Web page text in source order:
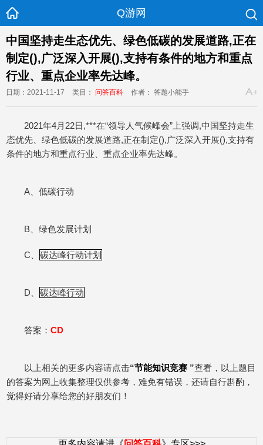
Q游网
中国坚持走生态优先、绿色低碳的发展道路,正在
制定(),广泛深入开展(),支持有条件的地方和重点
行业、重点企业率先达峰。
日期：2021-11-17 类目： 问答百科 作者： 答题小能手
2021年4月22日,***在“领导人气候峰会”上强调,中国坚持走生
态优先、绿色低碳的发展道路,正在制定(),广泛深入开展(),支持有
条件的地方和重点行业、重点企业率先达峰。
A、低碳行动
B、绿色发展计划
C、 碳达峰行动计划
D、 碳达峰行动
答案： CD
以上相关的更多内容请点击“节能知识竞赛 ”查看，以上题目
的答案为网上收集整理仅供参考，难免有错误，还请自行斟酌，
觉得好请分享给您的好朋友们！